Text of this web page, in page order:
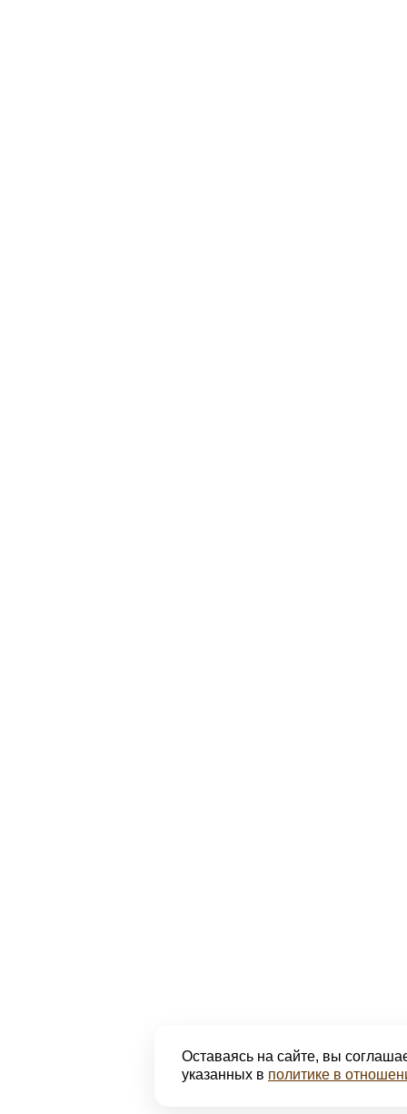
Оставаясь на сайте, вы
указанных в политике в